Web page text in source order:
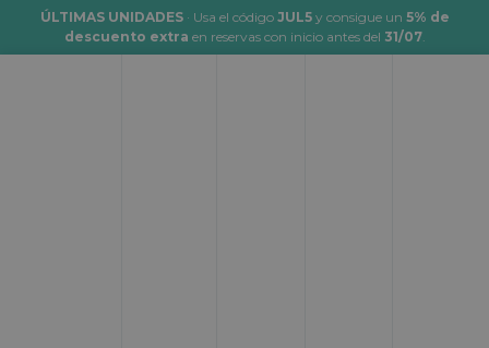
ÚLTIMAS UNIDADES· Usa el código JUL5y consigue un 5% de
descuento extra en reservas con inicio antes del 31/07.